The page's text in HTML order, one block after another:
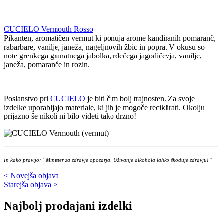
CUCIELO Vermouth Rosso
Pikanten, aromatičen vermut ki ponuja arome kandiranih pomaranč,
rabarbare, vanilje, janeža, nageljnovih žbic in popra. V okusu so
note grenkega granatnega jabolka, rdečega jagodičevja, vanilje,
janeža, pomaranče in rozin.
Poslanstvo pri CUCIELO je biti čim bolj trajnosten. Za svoje
izdelke uporabljajo materiale, ki jih je mogoče reciklirati. Okolju
prijazno še nikoli ni bilo videti tako drzno!
In kako pravijo: “Minister za zdravje opozarja: Uživanje alkohola lahko škoduje zdravju!”
< Novejša objava
Starejša objava >
Najbolj prodajani izdelki